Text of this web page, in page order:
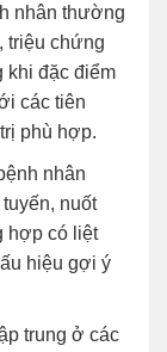
nhân thường
triệu chứng
khi đặc điểm
các tiên
phù hợp.
nhân
nuốt
hợp có liệt
hiệu gợi ý
trung ở các